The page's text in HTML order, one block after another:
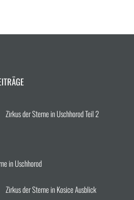
Zirkus der Sterne in Uschhorod Teil 2
in Uschhorod
Zirkus der Sterne in Kosice Ausblick